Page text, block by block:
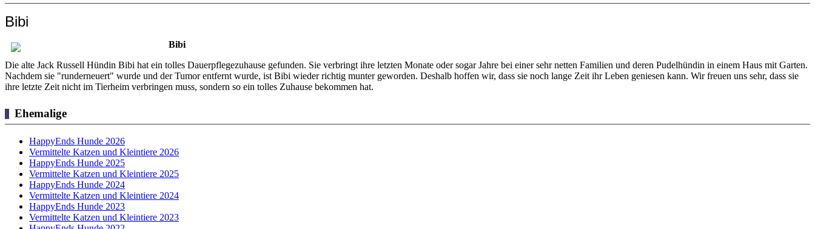
Bibi
Bibi
Die alte Jack Russell Hündin Bibi hat ein tolles Dauerpflegezuhause gefunden. Sie verbringt ihre letzten Monate oder sogar Jahre bei einer sehr netten Familien und deren Pudelhündin in einem Haus mit Garten.
Nachdem sie "runderneuert" wurde und der Tumor entfernt wurde, ist Bibi wieder richtig munter geworden. Deshalb hoffen wir, dass sie noch lange Zeit ihr Leben geniesen kann. Wir freuen uns sehr, dass sie
ihre letzte Zeit nicht im Tierheim verbringen muss, sondern so ein tolles Zuhause bekommen hat.
Ehemalige
HappyEnds Hunde 2026
Vermittelte Katzen und Kleintiere 2026
HappyEnds Hunde 2025
Vermittelte Katzen und Kleintiere 2025
HappyEnds Hunde 2024
Vermittelte Katzen und Kleintiere 2024
HappyEnds Hunde 2023
Vermittelte Katzen und Kleintiere 2023